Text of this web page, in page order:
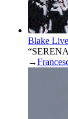
Blake
→